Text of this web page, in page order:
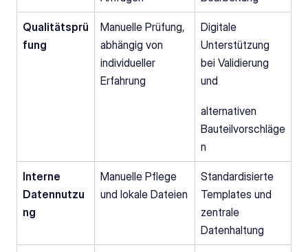
Qualitätsprü
fung
Manuelle Prüfung,
abhängig von
individueller
Erfahrung
Digitale
Unterstützung
bei Validierung
und
alternativen
Bauteilvorschläge
n
Interne
Datennutzu
ng
Manuelle Pflege
und lokale Dateien
Standardisierte
Templates und
zentrale
Datenhaltung